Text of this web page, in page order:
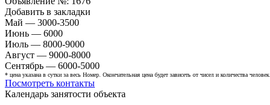
Добавить в закладки
Май — 3000-3500
Июнь — 6000
Июль — 8000-9000
Август — 9000-8000
Сентябрь — 6000-5000
* цена указана в сутки за весь Номер. Окончательная цена будет зависеть от чисел и количества человек.
Посмотреть контакты
Календарь занятости объекта